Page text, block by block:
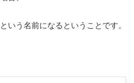
という名前になるということです。